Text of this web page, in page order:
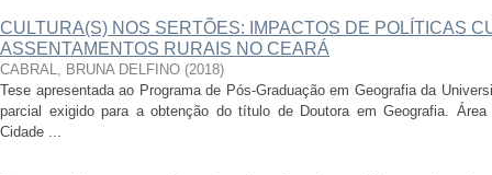
CULTURA(S) NOS SERTÕES: IMPACTOS DE POLÍTICAS
ASSENTAMENTOS RURAIS NO CEARÁ
CABRAL, BRUNA DELFINO (2018)
Tese apresentada ao Programa de Pós-Graduação em Geografia da
parcial exigido para a obtenção do título de Doutora em Geografia.
Cidade ...